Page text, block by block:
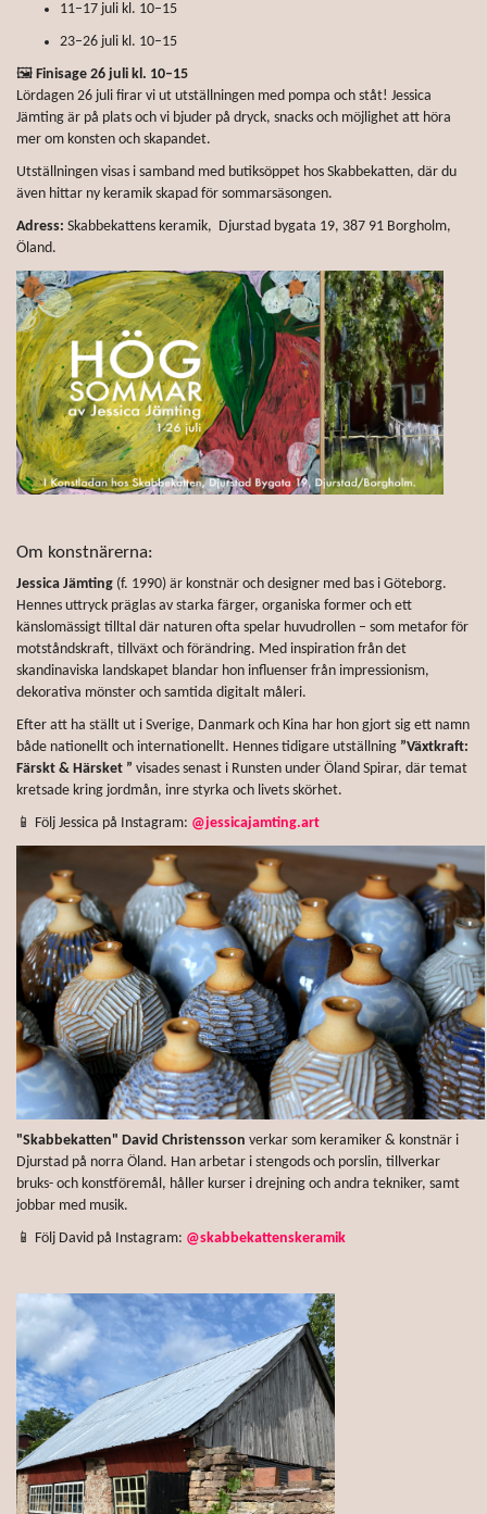
11–17 juli kl. 10–15
23–26 juli kl. 10–15
🖼 Finisage 26 juli kl. 10–15
Lördagen 26 juli firar vi ut utställningen med pompa och ståt! Jessica
Jämting är på plats och vi bjuder på dryck, snacks och möjlighet att höra
mer om konsten och skapandet.
Utställningen visas i samband med butiksöppet hos Skabbekatten, där du
även hittar ny keramik skapad för sommarsäsongen.
Adress: Skabbekattens keramik, Djurstad bygata 19, 387 91 Borgholm,
Öland.
Om konstnärerna:
Jessica Jämting (f. 1990) är konstnär och designer med bas i Göteborg.
Hennes uttryck präglas av starka färger, organiska former och ett
känslomässigt tilltal där naturen ofta spelar huvudrollen – som metafor för
motståndskraft, tillväxt och förändring. Med inspiration från det
skandinaviska landskapet blandar hon influenser från impressionism,
dekorativa mönster och samtida digitalt måleri.
Efter att ha ställt ut i Sverige, Danmark och Kina har hon gjort sig ett namn
både nationellt och internationellt. Hennes tidigare utställning ”Växtkraft:
Färskt & Härsket ” visades senast i Runsten under Öland Spirar, där temat
kretsade kring jordmån, inre styrka och livets skörhet.
📱 Följ Jessica på Instagram: @jessicajamting.art
"Skabbekatten" David Christensson verkar som keramiker & konstnär i
Djurstad på norra Öland. Han arbetar i stengods och porslin, tillverkar
bruks- och konstföremål, håller kurser i drejning och andra tekniker, samt
jobbar med musik.
📱 Följ David på Instagram: @skabbekattenskeramik